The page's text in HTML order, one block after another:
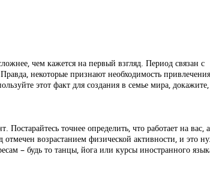
чем кажется на первый взгляд. Период связан с
некоторые признают необходимость
этот факт для создания в семье мира,
точнее определить, что работает на вас,
возрастанием физической активности, и это
– будь то танцы, йога или курсы иностранного